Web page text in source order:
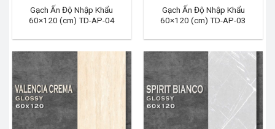
Gạch Ấn Độ Nhập Khẩu
60×120 (cm) TD-AP-04
Gạch Ấn Độ Nhập Khẩu
60×120 (cm) TD-AP-03